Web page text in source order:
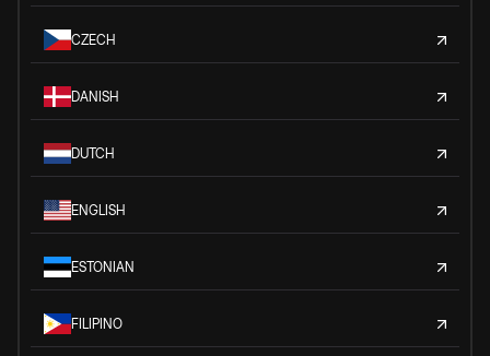
CZECH
DANISH
DUTCH
ENGLISH
ESTONIAN
FILIPINO